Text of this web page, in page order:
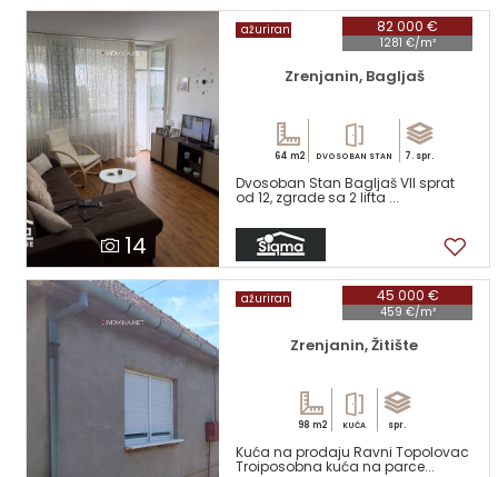
14
82 000 €
1281 €/m²
ažuriran
Zrenjanin, Bagljaš
64 m2 DVOSOBAN STAN 7. spr.
Dvosoban Stan Bagljaš VII sprat
od 12, zgrade sa 2 lifta ...
45 000 €
459 €/m²
ažuriran
Zrenjanin, Žitište
98 m2 KUĆA spr.
Kuća na prodaju Ravni Topolovac
Troiposobna kuća na parce...